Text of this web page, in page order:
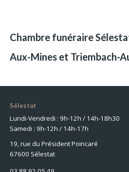
Chambre funéraire
Aux-Mines et Triembach-
Sélestat
Lundi-Vendredi : 9h-12h / 14h-18h30
Samedi : 9h-12h / 14h-17h
19, rue du Président Poincaré
67600 Sélestat